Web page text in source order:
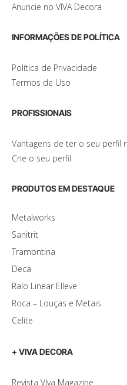
Anuncie no VIVA Decora
INFORMAÇÕES DE POLÍTICA
Política de Privacidade
Termos de Uso
PROFISSIONAIS
Vantagens de ter o seu perfil
Crie o seu perfil
PRODUTOS EM DESTAQUE
Metalworks
Sanitrit
Tramontina
Deca
Ralo Linear Elleve
Roca – Louças e Metais
Celite
+ VIVA DECORA
Revista VIva Magazine